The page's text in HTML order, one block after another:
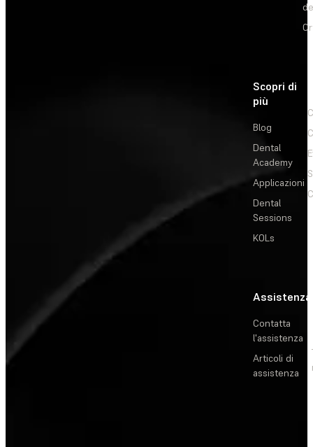
Scopri di
più
Blog
Dental
Academy
Applicazioni
Dental
Sessions
KOLs
Assistenza
Contatta
l'assistenza
Articoli di
assistenza